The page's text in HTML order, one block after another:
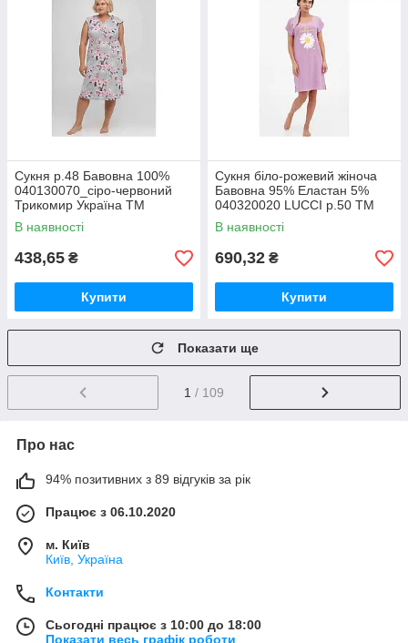
Сукня р.48 Бавовна 100%
040130070_сіро-червоний
Трикомир Україна ТМ
Трикомир
В наявності
438,65 ₴
Купити
Сукня біло-рожевий жіноча
Бавовна 95% Еластан 5%
040320020 LUCCI р.50 ТМ
Трикомир
В наявності
690,32 ₴
Купити
Показати ще
1 / 109
Про нас
94% позитивних з 89 відгуків за рік
Працює з 06.10.2020
м. Київ
Київ, Україна
Контакти
Сьогодні працює з 10:00 до 18:00
Показати весь графік роботи